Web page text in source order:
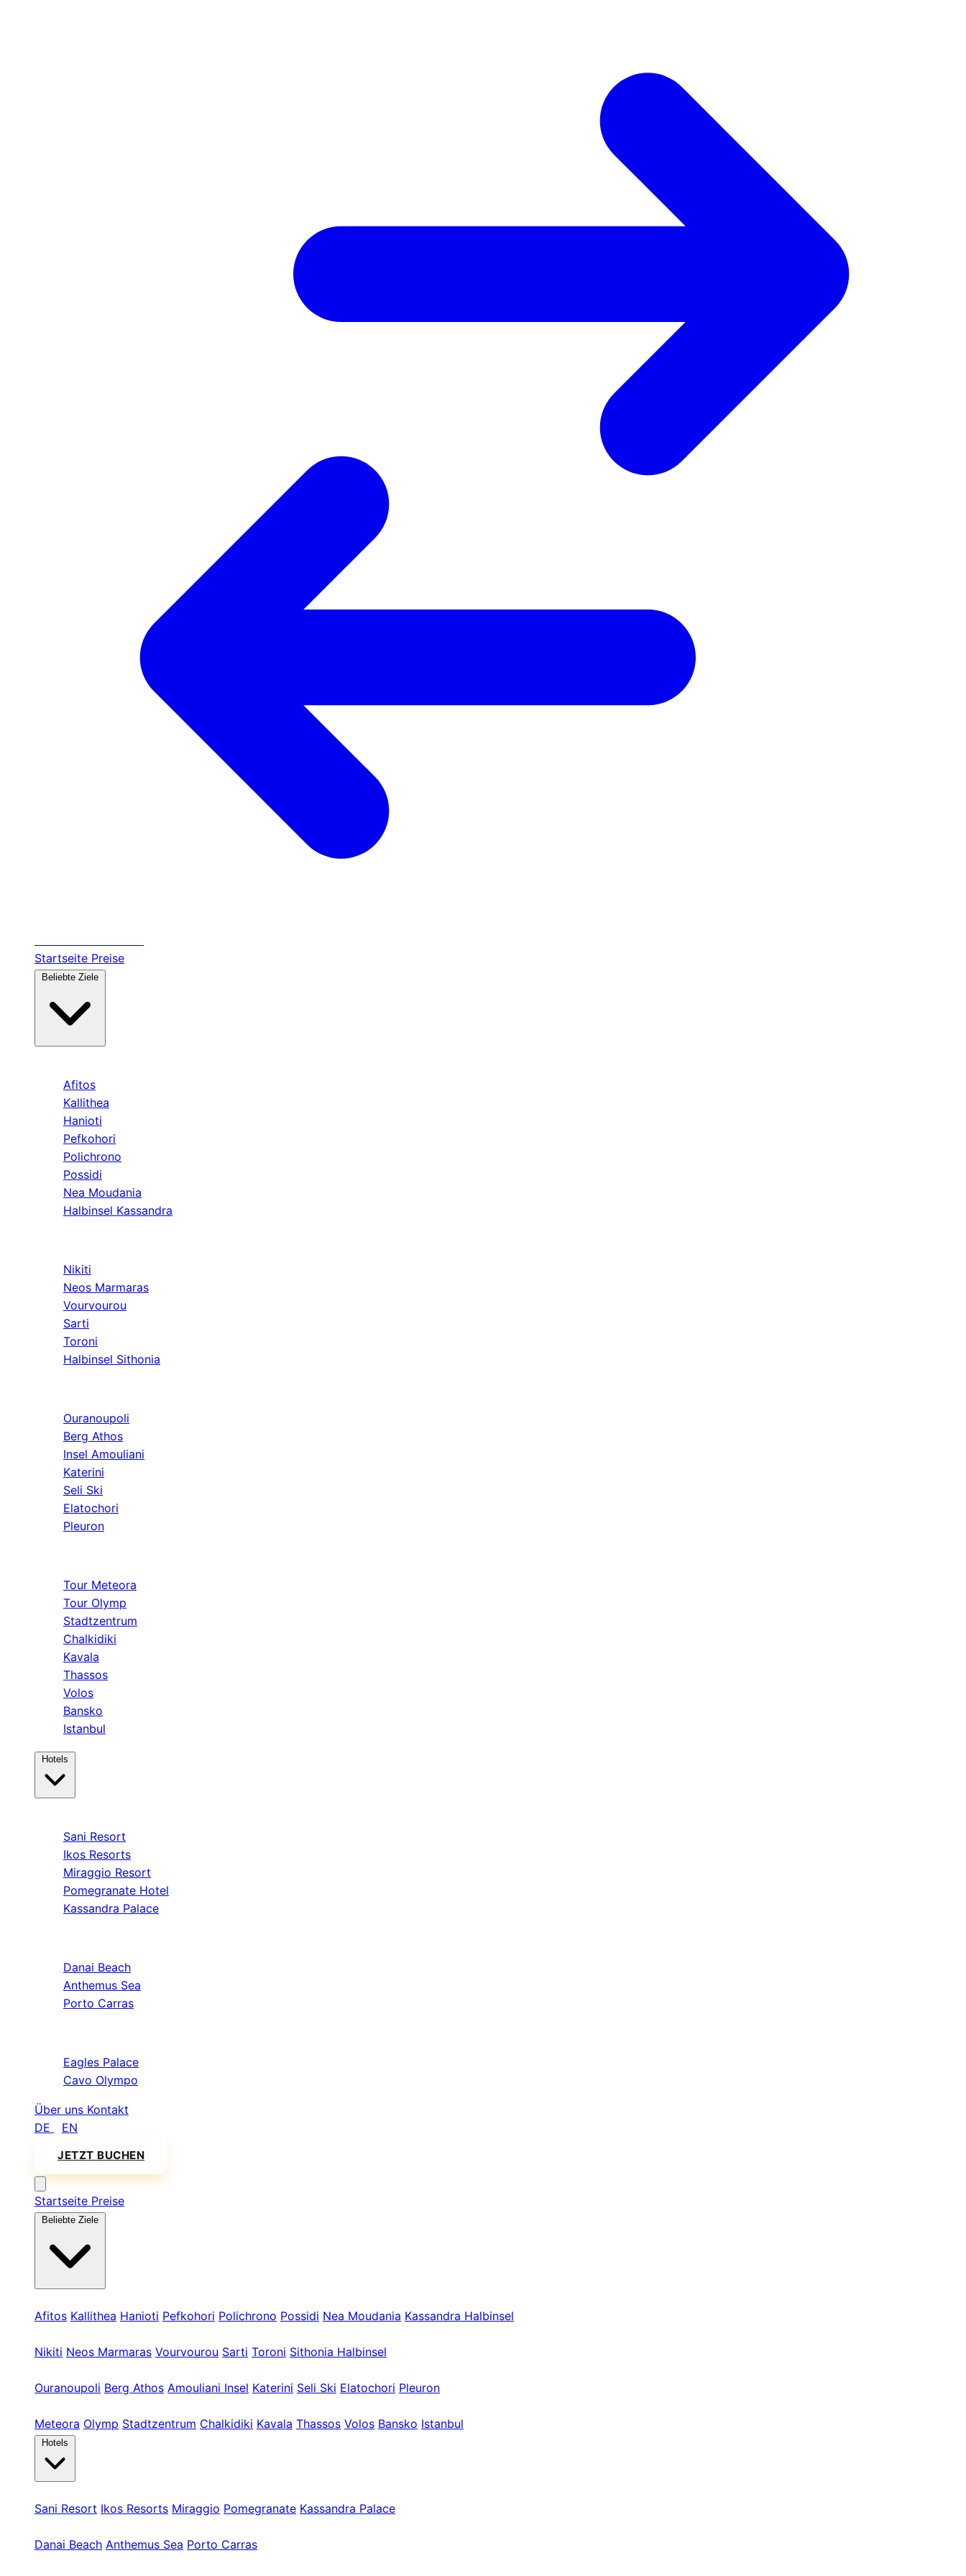
Startseite Preise
Afitos
Kallithea
Hanioti
Pefkohori
Polichrono
Possidi
Nea Moudania
Halbinsel Kassandra
Nikiti
Neos Marmaras
Vourvourou
Sarti
Toroni
Halbinsel Sithonia
Ouranoupoli
Berg Athos
Insel Amouliani
Katerini
Seli Ski
Elatochori
Pleuron
Tour Meteora
Tour Olymp
Stadtzentrum
Chalkidiki
Kavala
Thassos
Volos
Bansko
Istanbul
Sani Resort
Ikos Resorts
Miraggio Resort
Pomegranate Hotel
Kassandra Palace
Danai Beach
Anthemus Sea
Porto Carras
Eagles Palace
Cavo Olympo
Über uns Kontakt
DE
EN
JETZT BUCHEN
Startseite Preise
Beliebte Ziele
Afitos Kallithea Hanioti Pefkohori Polichrono Possidi Nea Moudania Kassandra Halbinsel
Nikiti Neos Marmaras Vourvourou Sarti Toroni Sithonia Halbinsel
Ouranoupoli Berg Athos Amouliani Insel Katerini Seli Ski Elatochori Pleuron
Meteora Olymp Stadtzentrum Chalkidiki Kavala Thassos Volos Bansko Istanbul
Hotels
Sani Resort Ikos Resorts Miraggio Pomegranate Kassandra Palace
Danai Beach Anthemus Sea Porto Carras